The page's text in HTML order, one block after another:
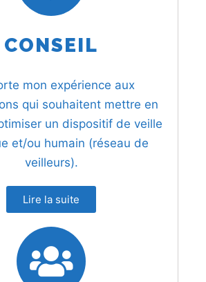
CONSEIL
mon expérience aux
qui souhaitent mettre en
un dispositif de veille
et/ou humain (réseau de
veilleurs).
Lire la suite